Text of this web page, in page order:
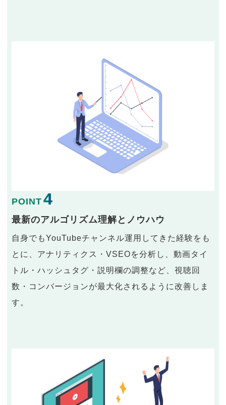
POINT 4
最新のアルゴリズム理解とノウハウ
自身でもYouTubeチャンネル運用してきた経験をも
とに、アナリティクス・VSEOを分析し、動画タイ
トル・ハッシュタグ・説明欄の調整など、視聴回
数・コンバージョンが最大化されるように改善しま
す。